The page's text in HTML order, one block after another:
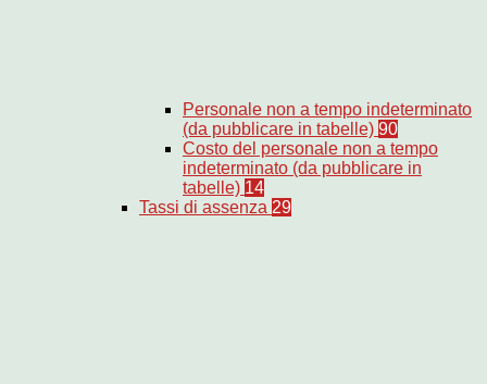
Personale non a tempo indeterminato
(da pubblicare in tabelle) 90
Costo del personale non a tempo
indeterminato (da pubblicare in
tabelle) 14
Tassi di assenza 29